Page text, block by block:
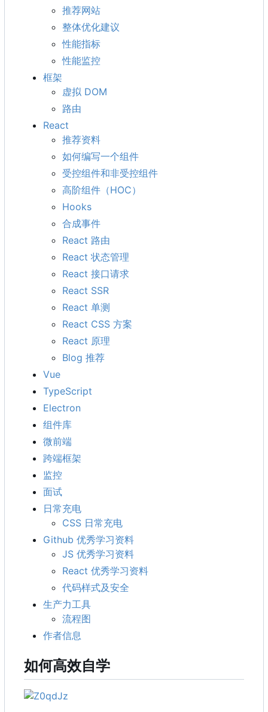
推荐网站
整体优化建议
性能指标
性能监控
框架
虚拟 DOM
路由
React
推荐资料
如何编写一个组件
受控组件和非受控组件
高阶组件 （HOC）
Hooks
合成事件
React 路由
React 状态管理
React 接口请求
React SSR
React 单测
React CSS 方案
React 原理
Blog 推荐
Vue
TypeScript
Electron
组件库
微前端
跨端框架
监控
面试
日常充电
CSS 日常充电
Github 优秀学习资料
JS 优秀学习资料
React 优秀学习资料
代码样式及安全
生产力工具
流程图
作者信息
如何高效自学